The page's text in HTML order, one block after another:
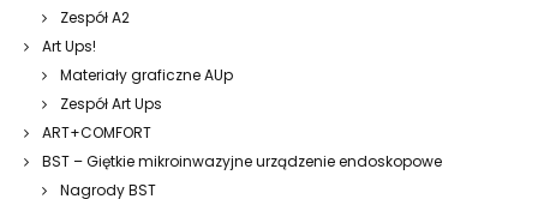
Zespół A2
Art Ups!
Materiały graficzne AUp
Zespół Art Ups
ART+COMFORT
BST – Giętkie mikroinwazyjne urządzenie endoskopowe
Nagrody BST